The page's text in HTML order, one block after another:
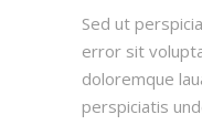
Sed ut
error sit
doloremque
perspiciatis